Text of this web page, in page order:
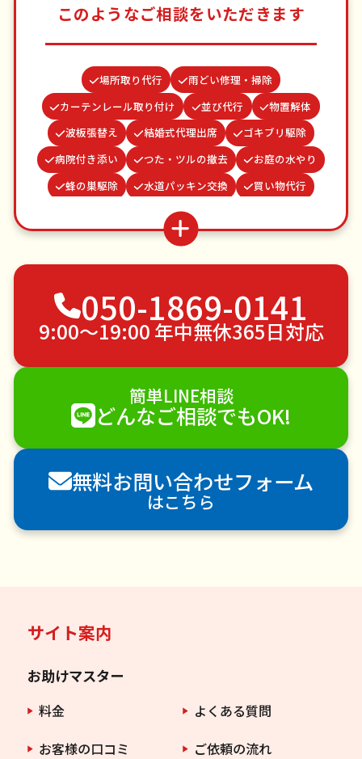
このようなご相談をいただきます
場所取り代行
雨どい修理・掃除
カーテンレール取り付け
並び代行
物置解体
波板張替え
結婚式代理出席
ゴキブリ駆除
病院付き添い
つた・ツルの撤去
お庭の水やり
蜂の巣駆除
水道パッキン交換
買い物代行
お墓参り代行
クモの駆除
網戸張替え 謝罪代行
家具組立
不用品回収
ゴミ屋敷片付け
草刈り・草むしり
植木の伐採
手すり取り付け
ペットのお世話
エアコンクリーニング
DIY・日曜大工
ハウスクリーニング
雪かき・雪下ろし
電球交換
襖（ふすま）の張替え
空き家管理
害獣駆除
防草シート施工
ナメクジ駆除
害虫駆除
050-1869-0141
9:00〜19:00 年中無休365日対応
簡単LINE相談
どんなご相談でもOK!
無料お問い合わせフォーム
はこちら
サイト案内
お助けマスター
料金
よくある質問
お客様の口コミ
ご依頼の流れ